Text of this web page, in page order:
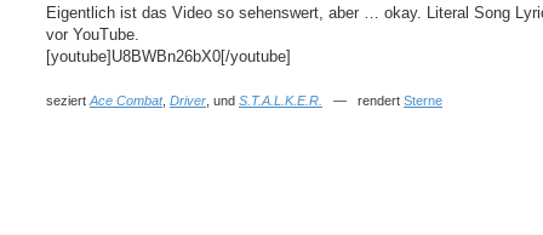
i
r
a
g
Eigentlich ist das Video so sehenswert, aber … okay. Literal Song
vor YouTube.
[youtube]U8BWBn26bX0[/youtube]
seziert Ace Combat, Driver , und S.T.A.L.K.E.R. — rendert Sterne